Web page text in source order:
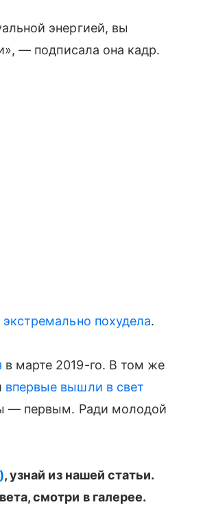
энергией, вы
— подписала она кадр.
экстремально похудела.
в марте 2019-го. В том же
впервые вышли в свет
— первым. Ради молодой
, узнай из нашей статьи.
смотри в галерее.